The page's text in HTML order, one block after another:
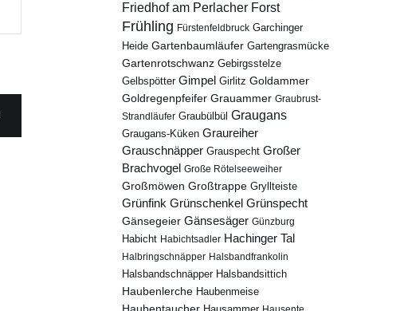
Friedhof am Perlacher Forst
Frühling Fürstenfeldbruck Garchinger
Heide Gartenbaumläufer Gartengrasmücke
Gartenrotschwanz Gebirgsstelze
Gelbspötter Gimpel Girlitz Goldammer
Goldregenpfeifer Grauammer Graubrust-
Strandläufer Graubülbül Graugans
Graugans-Küken Graureiher
Grauschnäpper Grauspecht Großer
Brachvogel Große Rötelseeweiher
Großmöwen Großtrappe Gryllteiste
Grünfink Grünschenkel Grünspecht
Gänsegeier Gänsesäger Günzburg
Habicht Habichtsadler Hachinger Tal
Halbringschnäpper Halsbandfrankolin
Halsbandschnäpper Halsbandsittich
Haubenlerche Haubenmeise